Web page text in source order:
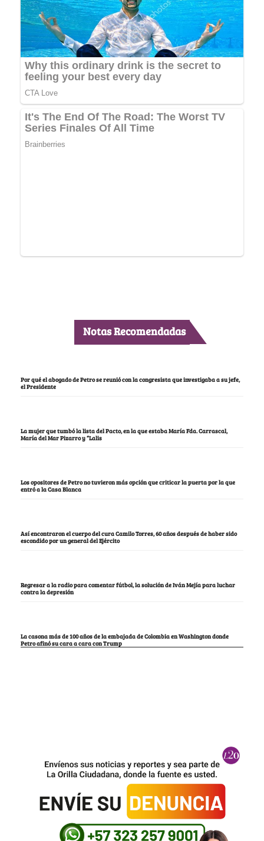
Notas Recomendadas
Por qué el abogado de Petro se reunió con la congresista que investigaba a su jefe,
el Presidente
La mujer que tumbó la lista del Pacto, en la que estaba María Fda. Carrascal,
María del Mar Pizarro y “Lalis
Los opositores de Petro no tuvieron más opción que criticar la puerta por la que
entró a la Casa Blanca
Así encontraron el cuerpo del cura Camilo Torres, 60 años después de haber sido
escondido por un general del Ejército
Regresar a la radio para comentar fútbol, la solución de Iván Mejía para luchar
contra la depresión
La casona más de 100 años de la embajada de Colombia en Washington donde
Petro afinó su cara a cara con Trump